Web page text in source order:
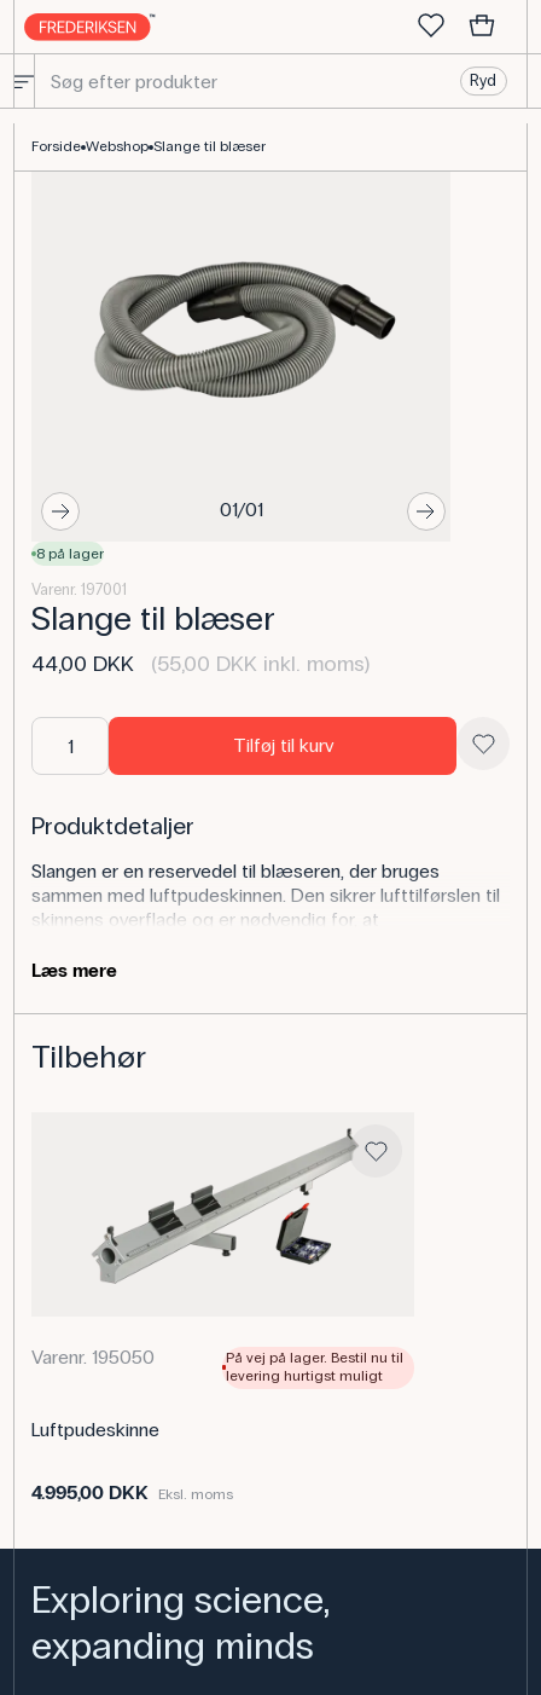
Ryd
Forside Webshop Slange til blæser
01/01
8 på lager
Varenr. 197001
Slange til blæser
44,00 DKK (55,00 DKK inkl. moms)
Tilføj til kurv
Produktdetaljer
Slangen er en reservedel til blæseren, der bruges
sammen med luftpudeskinnen. Den sikrer lufttilførslen til
skinnens overflade og er nødvendig for, at
følger en slange med ved køb af en ny blæser.
Anvendelse af produktet
I fysikundervisningen anvendes slangen som en central
med friktionsfrie bevægelsesforsøg, hvor
sammenhængen mellem kraft, masse og acceleration
undersøges. En intakt og velfungerende slange er vigtig
for at sikre en jævn luftstrøm og præcise
forsøgsresultater.
Specifikationer
Læs mere
Tilbehør
Varenr. 195050
På vej på lager. Bestil nu til
levering hurtigst muligt
Luftpudeskinne
4.995,00 DKK Eksl. moms
Exploring science,
expanding minds